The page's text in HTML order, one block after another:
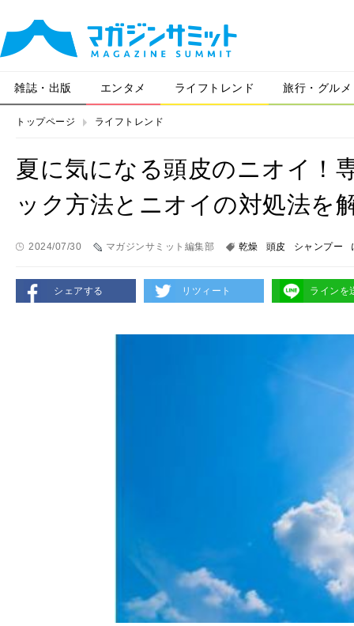
雑誌・出版 エンタメ ライフトレンド 旅行・グルメ
トップページ ライフトレンド
夏に気になる頭皮のニオイ！
ック方法とニオイの対処法を
2024/07/30 マガジンサミット編集部 乾燥 頭皮 シャンプー
シェアする リツィート ラインを